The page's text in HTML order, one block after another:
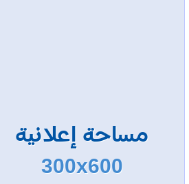
مساحة إعلانية
300x600